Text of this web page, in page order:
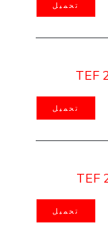
تحميل
تحميل
تحميل